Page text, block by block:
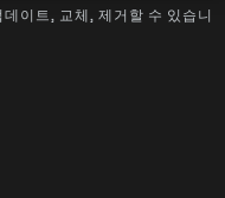
이트, 교체, 제거할 수 있습니